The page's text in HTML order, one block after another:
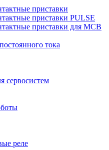
приставки
приставки PULSE
приставки для MCB
тока
сервосистем
реле